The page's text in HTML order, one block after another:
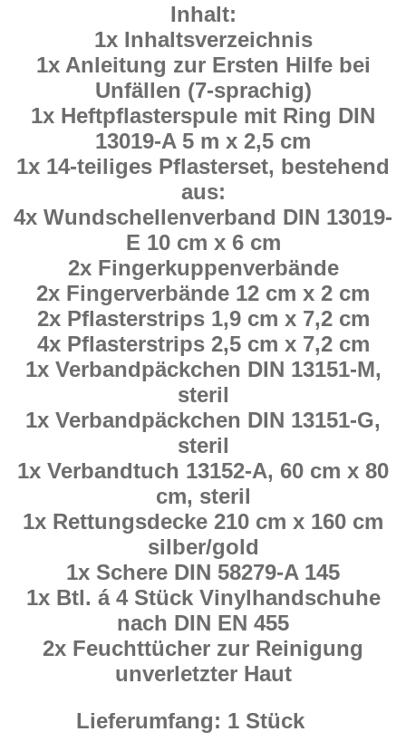
Inhalt:
1x Inhaltsverzeichnis
1x Anleitung zur Ersten Hilfe bei
Unfällen (7-sprachig)
1x Heftpflasterspule mit Ring DIN
13019-A 5 m x 2,5 cm
1x 14-teiliges Pflasterset, bestehend
aus:
4x Wundschellenverband DIN 13019-
E 10 cm x 6 cm
2x Fingerkuppenverbände
2x Fingerverbände 12 cm x 2 cm
2x Pflasterstrips 1,9 cm x 7,2 cm
4x Pflasterstrips 2,5 cm x 7,2 cm
1x Verbandpäckchen DIN 13151-M,
steril
1x Verbandpäckchen DIN 13151-G,
steril
1x Verbandtuch 13152-A, 60 cm x 80
cm, steril
1x Rettungsdecke 210 cm x 160 cm
silber/gold
1x Schere DIN 58279-A 145
1x Btl. á 4 Stück Vinylhandschuhe
nach DIN EN 455
2x Feuchttücher zur Reinigung
unverletzter Haut
Lieferumfang: 1 Stück